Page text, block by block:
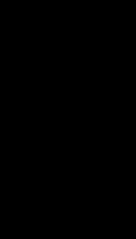
решение о
исключительно по
and Corrupt
акта
усматривает в
только